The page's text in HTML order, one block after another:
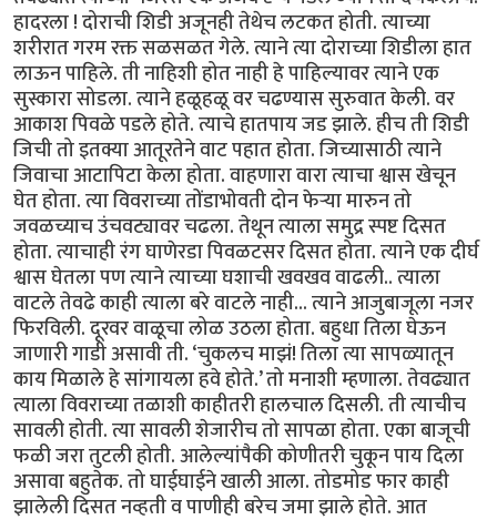
हादरला ! दोराची शिडी अजूनही तेथेच लटकत होती. त्याच्या
शरीरात गरम रक्त सळसळत गेले. त्याने त्या दोराच्या शिडीला हात
लाऊन पाहिले. ती नाहिशी होत नाही हे पाहिल्यावर त्याने एक
सुस्कारा सोडला. त्याने हळूहळू वर चढण्यास सुरुवात केली. वर
आकाश पिवळे पडले होते. त्याचे हातपाय जड झाले. हीच ती शिडी
जिची तो इतक्या आतूरतेने वाट पहात होता. जिच्यासाठी त्याने
जिवाचा आटापिटा केला होता. वाहणारा वारा त्याचा श्वास खेचून
घेत होता. त्या विवराच्या तोंडाभोवती दोन फेर्‍या मारुन तो
जवळच्याच उंचवट्यावर चढला. तेथून त्याला समुद्र स्पष्ट दिसत
होता. त्याचाही रंग घाणेरडा पिवळटसर दिसत होता. त्याने एक दीर्घ
श्वास घेतला पण त्याने त्याच्या घशाची खवखव वाढली.. त्याला
वाटले तेवढे काही त्याला बरे वाटले नाही... त्याने आजुबाजूला नजर
फिरविली. दूरवर वाळूचा लोळ उठला होता. बहुधा तिला घेऊन
जाणारी गाडी असावी ती. ‘चुकलच माझं! तिला त्या सापळ्यातून
काय मिळाले हे सांगायला हवे होते.’ तो मनाशी म्हणाला. तेवढ्यात
त्याला विवराच्या तळाशी काहीतरी हालचाल दिसली. ती त्याचीच
सावली होती. त्या सावली शेजारीच तो सापळा होता. एका बाजूची
फळी जरा तुटली होती. आलेल्यांपैकी कोणीतरी चुकून पाय दिला
असावा बहुतेक. तो घाईघाईने खाली आला. तोडमोड फार काही
झालेली दिसत नव्हती व पाणीही बरेच जमा झाले होते. आत